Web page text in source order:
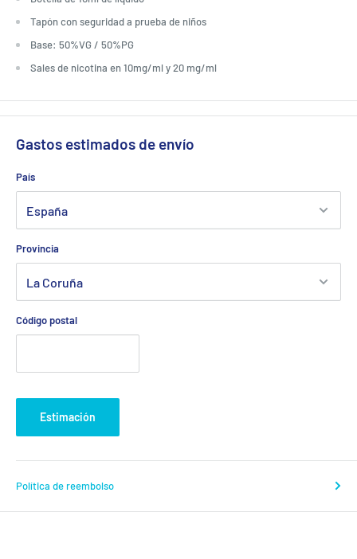
Tapón con seguridad a prueba de niños
Base: 50%VG / 50%PG
Sales de nicotina en 10mg/ml y 20 mg/ml
Gastos estimados de envío
País
Provincia
Código postal
Estimación
Política de reembolso